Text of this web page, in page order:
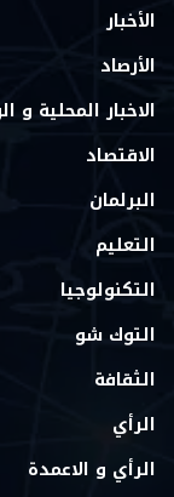
الأخبار
الأرصاد
الاخبار المحلية و
الاقتصاد
البرلمان
التعليم
التكنولوجيا
التوك شو
الثقافة
الرأي
الرأي و الاعمدة